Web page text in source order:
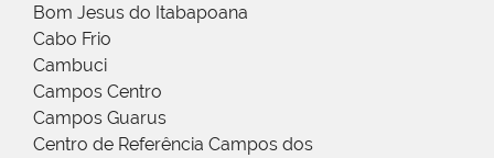
Bom Jesus do Itabapoana
Cabo Frio
Cambuci
Campos Centro
Campos Guarus
Centro de Referência Campos dos